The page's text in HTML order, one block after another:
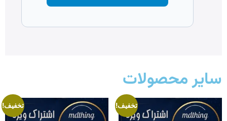
سایر محصولات
تخفیف! تخفیف!